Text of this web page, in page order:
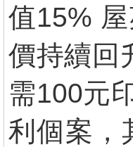
值15%
價持續回
需100元
利個案，